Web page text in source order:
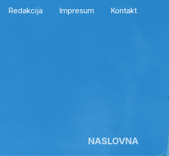
Redakcija Impresum Kontakt
NASLOVNA